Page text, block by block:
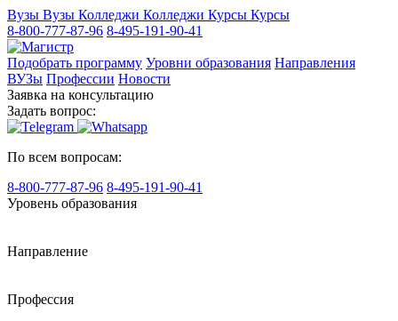
Вузы Вузы Колледжи Колледжи Курсы Курсы
8-800-777-87-96 8-495-191-90-41
Подобрать программу Уровни образования Направления
ВУЗы Профессии Новости
Заявка на консультацию
Задать вопрос:
По всем вопросам:
8-800-777-87-96 8-495-191-90-41
Уровень образования
Направление
Профессия